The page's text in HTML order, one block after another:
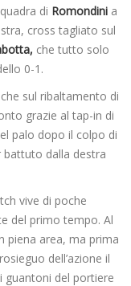
di Romondini a
cross tagliato sul
che tutto solo
0-1.
sul ribaltamento di
grazie al tap-in di
palo dopo il colpo di
battuto dalla destra
vive di poche
del primo tempo. Al
piena area, ma prima
dell’azione il
guantoni del portiere